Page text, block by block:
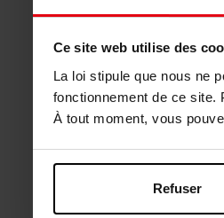
Ce site web utilise des
La loi stipule que nous ne
fonctionnement de ce site.
À tout moment, vous
Refuser